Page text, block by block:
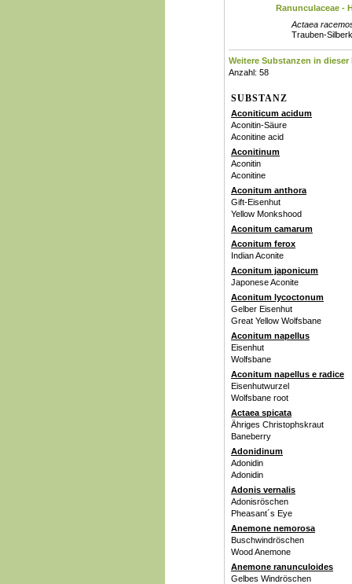
Ranunculaceae -
Actaea
Trauben-
Weitere Substanzen in dieser
Anzahl: 58
SUBSTANZ
Aconiticum acidum
Aconitin-Säure
Aconitine acid
Aconitinum
Aconitin
Aconitine
Aconitum anthora
Gift-Eisenhut
Yellow Monkshood
Aconitum camarum
Aconitum ferox
Indian Aconite
Aconitum japonicum
Japonese Aconite
Aconitum lycoctonum
Gelber Eisenhut
Great Yellow Wolfsbane
Aconitum napellus
Eisenhut
Wolfsbane
Aconitum napellus e radice
Eisenhutwurzel
Wolfsbane root
Actaea spicata
Ähriges Christophskraut
Baneberry
Adonidinum
Adonidin
Adonidin
Adonis vernalis
Adonisröschen
Pheasant´s Eye
Anemone nemorosa
Buschwindröschen
Wood Anemone
Anemone ranunculoides
Gelbes Windröschen